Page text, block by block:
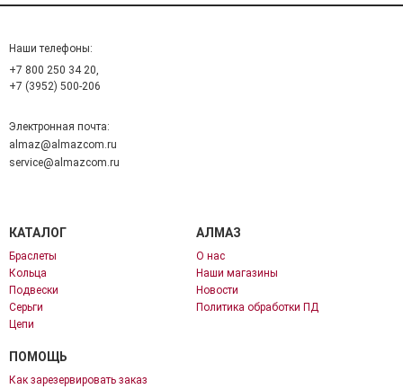
Наши телефоны:
+7 800 250 34 20,
+7 (3952) 500-206
Электронная почта:
almaz@almazcom.ru
service@almazcom.ru
КАТАЛОГ
Браслеты
Кольца
Подвески
Серьги
Цепи
АЛМАЗ
О нас
Наши магазины
Новости
Политика обработки ПД
ПОМОЩЬ
Как зарезервировать заказ